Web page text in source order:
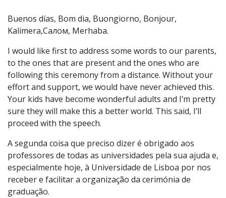
Buenos días, Bom dia, Buongiorno, Bonjour,
Kalimera,Салом, Merhaba.
I would like first to address some words to our parents,
to the ones that are present and the ones who are
following this ceremony from a distance. Without your
effort and support, we would have never achieved this.
Your kids have become wonderful adults and I’m pretty
sure they will make this a better world. This said, I’ll
proceed with the speech.
A segunda coisa que preciso dizer é obrigado aos
professores de todas as universidades pela sua ajuda e,
especialmente hoje, à Universidade de Lisboa por nos
receber e facilitar a organização da cerimónia de
graduação.